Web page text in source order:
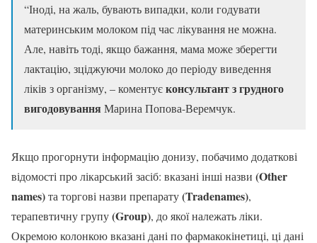
“Іноді, на жаль, бувають випадки, коли годувати
материнським молоком під час лікування не можна.
Але, навіть тоді, якщо бажання, мама може зберегти
лактацію, зціджуючи молоко до періоду виведення
ліків з організму, – коментуєконсультант з грудного
вигодовуванняМарина Попова-Веремчук.
Якщо прогорнути інформацію донизу, побачимо додаткові
відомості про лікарський засіб: вказані інші назви (Other
names)та торгові назви препарату(Tradenames),
терапевтичну групу(Group), до якої належать ліки.
Окремою колонкою вказані дані по фармакокінетиці, ці дані